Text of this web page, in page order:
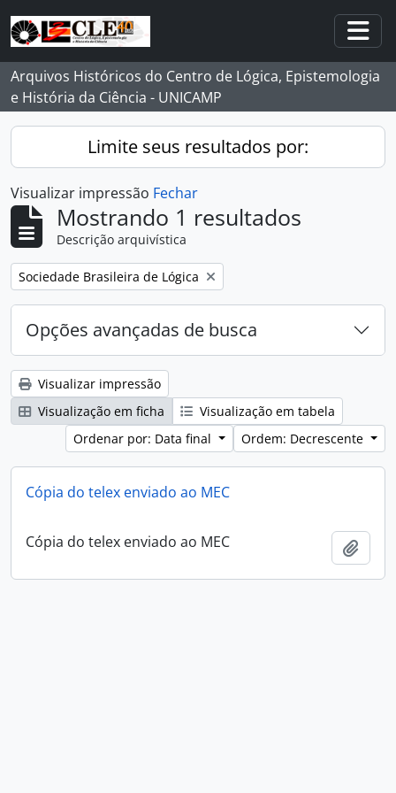
Skip to main content
Arquivos Históricos do Centro de Lógica, Epistemologia
e História da Ciência - UNICAMP
Limite seus resultados por:
Visualizar impressão Fechar
Mostrando 1 resultados
Descrição arquivística
Remover filtro:
Sociedade Brasileira de Lógica
Opções avançadas de busca
Visualizar impressão
Visualização em ficha
Visualização em tabela
Ordenar por: Data final
Ordem: Decrescente
Cópia do telex enviado ao MEC
Cópia do telex enviado ao MEC